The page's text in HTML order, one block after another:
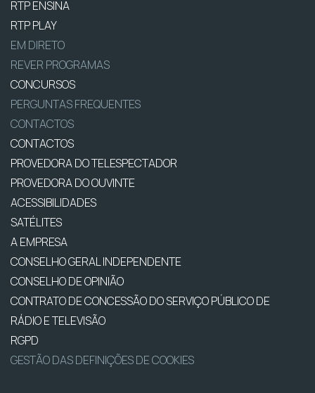
RTP ENSINA
RTP PLAY
EM DIRETO
REVER PROGRAMAS
CONCURSOS
PERGUNTAS FREQUENTES
CONTACTOS
CONTACTOS
PROVEDORA DO TELESPECTADOR
PROVEDORA DO OUVINTE
ACESSIBILIDADES
SATÉLITES
A EMPRESA
CONSELHO GERAL INDEPENDENTE
CONSELHO DE OPINIÃO
CONTRATO DE CONCESSÃO DO SERVIÇO PÚBLICO DE
RÁDIO E TELEVISÃO
RGPD
GESTÃO DAS DEFINIÇÕES DE COOKIES